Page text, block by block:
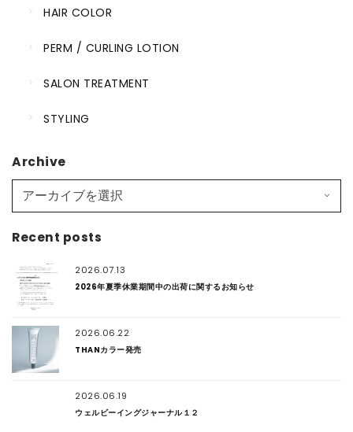
HAIR COLOR
PERM / CURLING LOTION
SALON TREATMENT
STYLING
Archive
Recent posts
2026.07.13
2026年夏季休業期間中の出荷に関するお知らせ
2026.06.22
THANカラー発売
2026.06.19
ウェルビーイングジャーナル１２